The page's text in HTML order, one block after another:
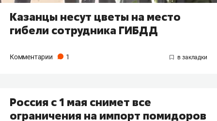
Казанцы несут цветы на место
гибели сотрудника ГИБДД
Комментарии 1
Россия с 1 мая снимет все
ограничения на импорт помидоров